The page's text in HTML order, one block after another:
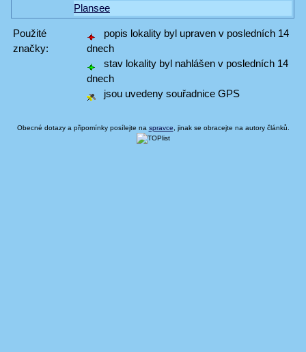
Plansee
Použité
značky:
popis lokality byl upraven v posledních 14
dnech
stav lokality byl nahlášen v posledních 14
dnech
jsou uvedeny souřadnice GPS
Obecné dotazy a připomínky posílejte na spravce, jinak se obracejte na autory článků.